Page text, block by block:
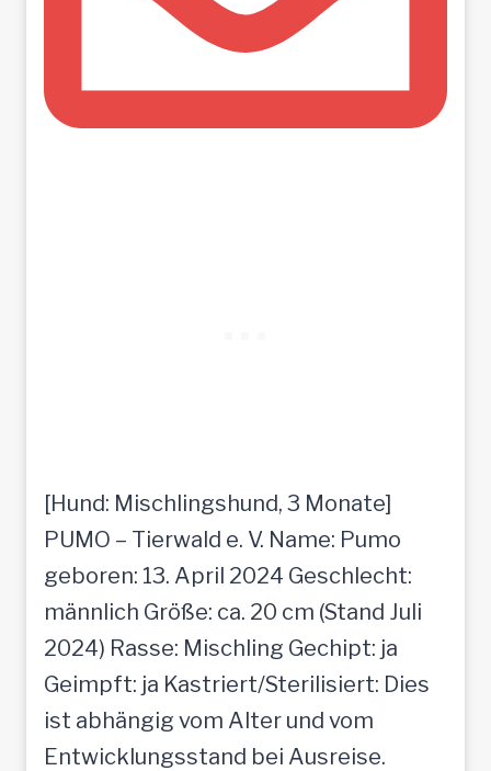
[Hund: Mischlingshund, 3 Monate]
PUMO – Tierwald e. V. Name: Pumo
geboren: 13. April 2024 Geschlecht:
männlich Größe: ca. 20 cm (Stand Juli
2024) Rasse: Mischling Gechipt: ja
Geimpft: ja Kastriert/Sterilisiert: Dies
ist abhängig vom Alter und vom
Entwicklungsstand bei Ausreise.